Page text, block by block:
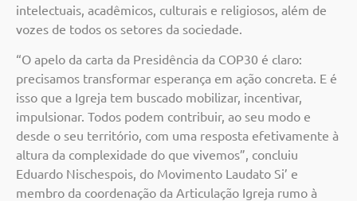
intelectuais, acadêmicos, culturais e religiosos, além de
vozes de todos os setores da sociedade.
“O apelo da carta da Presidência da COP30 é claro:
precisamos transformar esperança em ação concreta. E é
isso que a Igreja tem buscado mobilizar, incentivar,
impulsionar. Todos podem contribuir, ao seu modo e
desde o seu território, com uma resposta efetivamente à
altura da complexidade do que vivemos”, concluiu
Eduardo Nischespois, do Movimento Laudato Si’ e
membro da coordenação da Articulação Igreja rumo à